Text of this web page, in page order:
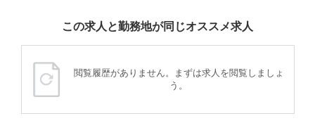
この求人と勤務地が同じオススメ求人
閲覧履歴がありません。まずは求人を閲覧しましょ
う。